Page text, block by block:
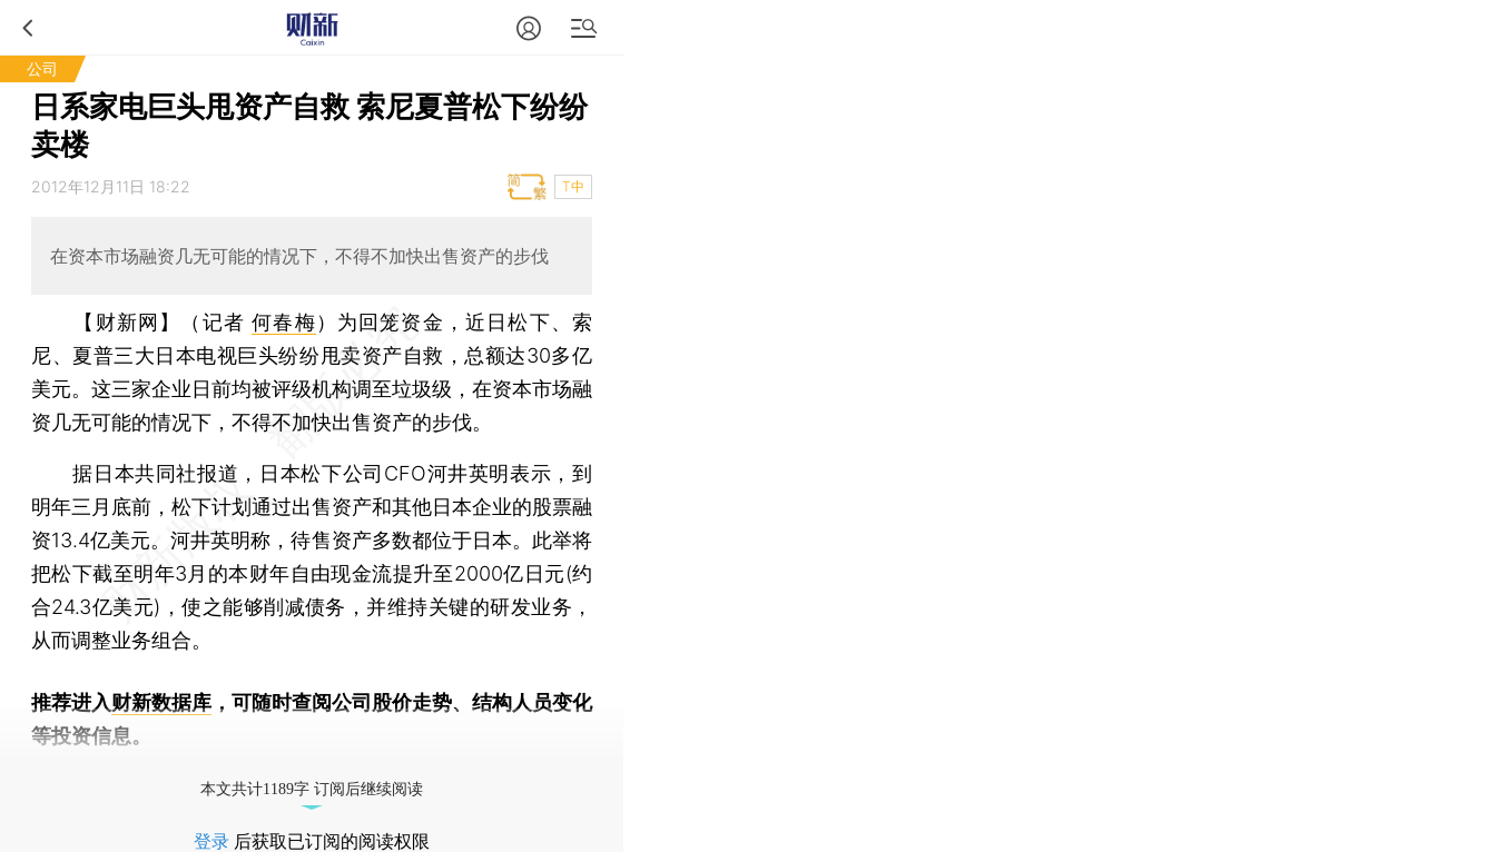
公司
日系家电巨头甩资产自救 索尼夏普松下纷纷
卖楼
2012年12月11日 18:22 T中
在资本市场融资几无可能的情况下，不得不加快出售资产的步伐
【财新网】（记者何春梅） 为回笼资金，近日松下、索
尼、夏普三大日本电视巨头纷纷甩卖资产自救，总额达30多亿
美元。这三家企业日前均被评级机构调至垃圾级，在资本市场融
资几无可能的情况下，不得不加快出售资产的步伐。
据日本共同社报道，日本松下公司CFO河井英明表示，到
明年三月底前，松下计划通过出售资产和其他日本企业的股票融
资13.4亿美元。河井英明称，待售资产多数都位于日本。此举将
把松下截至明年3月的本财年自由现金流提升至2000亿日元(约
合24.3亿美元)，使之能够削减债务，并维持关键的研发业务，
从而调整业务组合。
推荐进入财新数据库 ，可随时查阅公司股价走势、结构人员变化
等投资信息。
本文共计1189字 订阅后继续阅读
登录 后获取已订阅的阅读权限